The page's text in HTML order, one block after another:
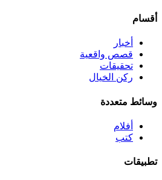
أقسام
أخبار
قصص واقعية
تحقيقات
ركن الخيال
وسائط متعددة
أفلام
كتب
تطبيقات